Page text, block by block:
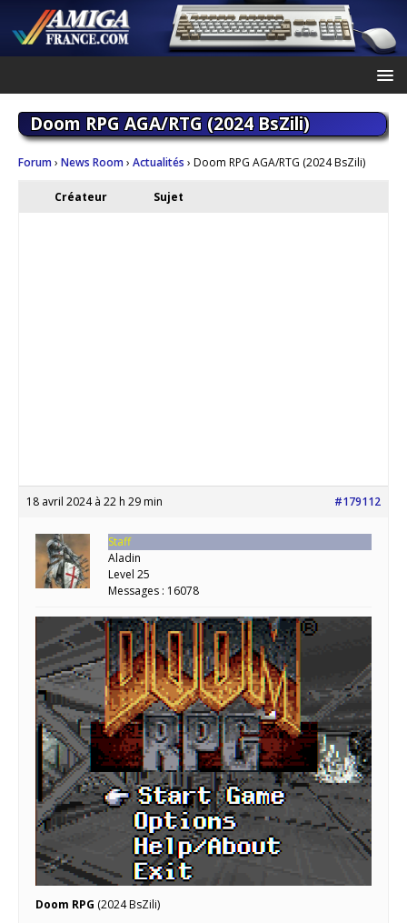
Doom RPG AGA/RTG (2024 BsZili)
Forum› News Room› Actualités › Doom RPG AGA/RTG (2024 BsZili)
Créateur Sujet
18 avril 2024 à 22 h 29 min #179112
Staff
Aladin
Level 25
Messages : 16078
Doom RPG (2024 BsZili)